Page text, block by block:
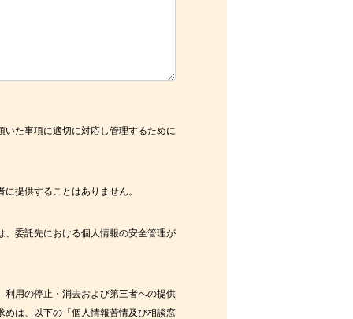
いた事項に適切に対応し管理するために
提供することはありません。
、委託先における個人情報の安全管理が
利用の停止・消去および第三者への提供
は、以下の「個人情報苦情及び相談窓